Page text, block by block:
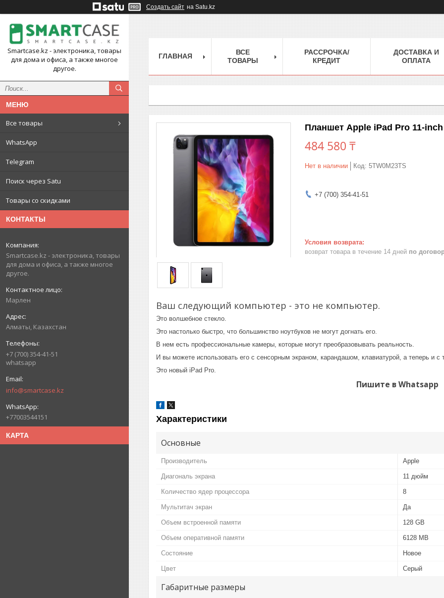
Создать сайт на Satu.kz
Smartcase.kz - электроника, товары
для дома и офиса, а также многое
другое.
Все товары
WhatsApp
Telegram
Поиск через Satu
Товары со скидками
КОНТАКТЫ
Smartcase.kz - электроника, товары
для дома и офиса, а также многое
другое.
Марлен
Алматы, Казахстан
+7 (700) 354-41-51
whatsapp
info@smartcase.kz
+77003544151
КАРТА
ГЛАВНАЯ
ВСЕ
ТОВАРЫ
РАССРОЧКА/
КРЕДИТ
ДОСТАВКА И
ОПЛАТА
Планшет Apple iPad Pro 11-
484 580 ₸
Нет в наличии Код: 5TW0M23TS
+7 (700) 354-41-51
возврат товара в течение 14 дней по
Ваш следующий компьютер - это не компьютер.
Это волшебное стекло.
Это настолько быстро, что большинство ноутбуков не могут догнать его.
В нем есть профессиональные камеры, которые могут преобразовывать реальность.
И вы можете использовать его с сенсорным экраном, карандашом, клавиатурой, а теперь и с
Это новый iPad Pro.
Пишите в Whatsapp
Характеристики
Основные
Производитель Apple
Диагональ экрана 11 дюйм
Количество ядер процессора 8
Мультитач экран Да
Объем встроенной памяти 128 GB
Объем оперативной памяти 6128 MB
Состояние Новое
Цвет Серый
Габаритные размеры